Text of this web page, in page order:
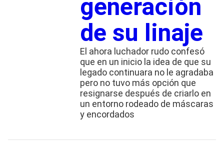
generación
de su linaje
El ahora luchador rudo confesó
que en un inicio la idea de que su
legado continuara no le agradaba
pero no tuvo más opción que
resignarse después de criarlo en
un entorno rodeado de máscaras
y encordados